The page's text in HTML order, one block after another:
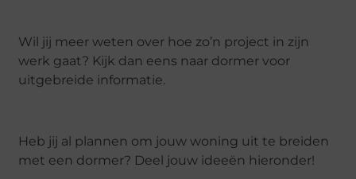
Wil jij meer weten over hoe zo’n project in zijn
werk gaat? Kijk dan eens naar dormer voor
uitgebreide informatie.
Heb jij al plannen om jouw woning uit te breiden
met een dormer? Deel jouw ideeën hieronder!